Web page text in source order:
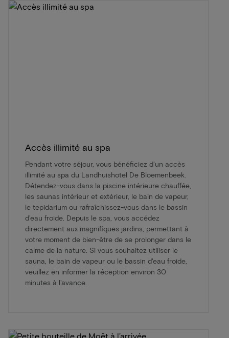
Accès illimité au spa
Pendant votre séjour, vous bénéficiez d'un accès
illimité au spa du Landhuishotel De Bloemenbeek.
Détendez-vous dans la piscine intérieure chauffée,
les saunas intérieur et extérieur, le bain de vapeur,
le tepidarium ou rafraîchissez-vous dans le bassin
d'eau froide. Depuis le spa, vous accédez
directement aux magnifiques jardins, permettant à
votre moment de bien-être de se prolonger dans le
calme de la nature. Si vous souhaitez utiliser le
sauna, le bain de vapeur ou le bassin d'eau froide,
veuillez en informer la réception environ 30
minutes à l'avance.